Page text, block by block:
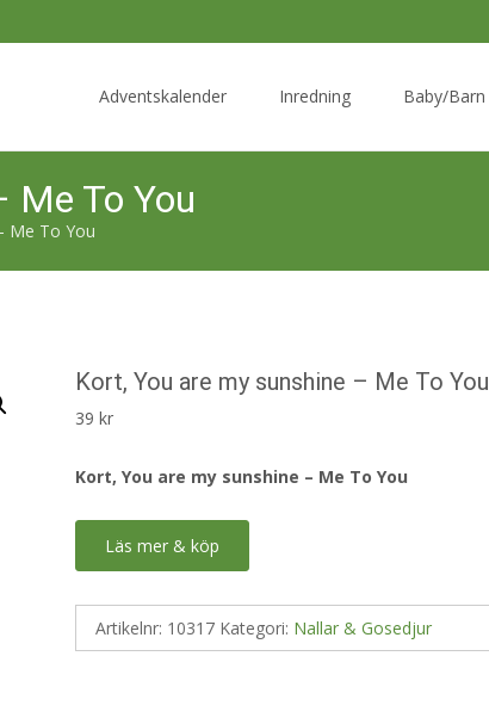
Adventskalender Inredning Baby/Barn
Me To You
Me To You
Kort, You are my sunshine – Me To You
39kr
Kort, You are my sunshine – Me To You
Läs mer & köp
Artikelnr: 10317 Kategori: Nallar & Gosedjur